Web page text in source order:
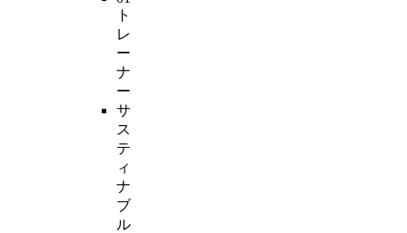
ト
レ
ー
ナ
ー
サ
ス
テ
ィ
ナ
ブ
ル